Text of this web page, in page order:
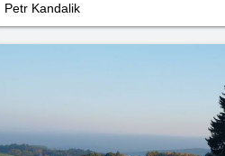
Petr Kandalik